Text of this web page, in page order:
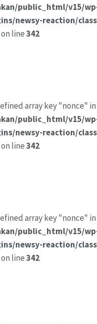
public_html/v15/
newsy-reaction/
on line342
array key "nonce" in
public_html/v15/
newsy-reaction/
on line342
array key "nonce" in
public_html/v15/
newsy-reaction/
on line342